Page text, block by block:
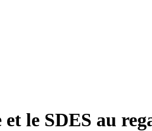
le SDES au